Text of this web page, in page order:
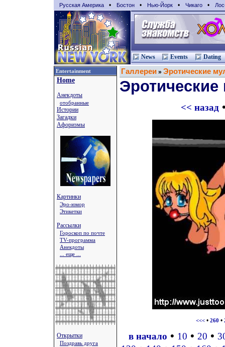
Русская Америка • Бостон • Нью-Йорк • Чикаго •
News Events Dating
Entertainment
Home
Анекдоты
отобранные
Истории
Загадки
Афоризмы
Картинки
Эро-юмор
Этикетки
Рассылки
Гороскоп по почте
TV-программа
Анекдоты
... еще ...
Открытки
Поздравь друга
Галлереи » Эротические
<< назад
<<<• 260 •
в начало • 10 • 20 •